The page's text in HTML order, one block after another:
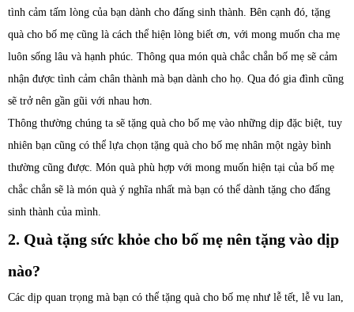
tình cảm tấm lòng của bạn dành cho đấng sinh thành. Bên cạnh đó, tặng
quà cho bố mẹ cũng là cách thể hiện lòng biết ơn, với mong muốn cha mẹ
luôn sống lâu và hạnh phúc. Thông qua món quà chắc chắn bố mẹ sẽ cảm
nhận được tình cảm chân thành mà bạn dành cho họ. Qua đó gia đình cũng
sẽ trở nên gần gũi với nhau hơn.
Thông thường chúng ta sẽ tặng quà cho bố mẹ vào những dịp đặc biệt, tuy
nhiên bạn cũng có thể lựa chọn tặng quà cho bố mẹ nhân một ngày bình
thường cũng được. Món quà phù hợp với mong muốn hiện tại của bố mẹ
chắc chắn sẽ là món quà ý nghĩa nhất mà bạn có thể dành tặng cho đấng
sinh thành của mình.
2. Quà tặng sức khỏe cho bố mẹ nên tặng vào dịp
nào?
Các dịp quan trọng mà bạn có thể tặng quà cho bố mẹ như lễ tết, lễ vu lan,